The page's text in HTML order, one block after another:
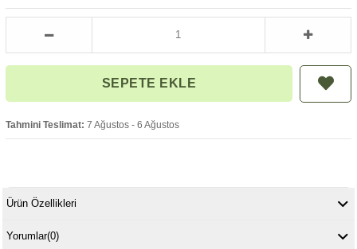
Tahmini Teslimat: 7 Ağustos - 6 Ağustos
Ürün Özellikleri
Yorumlar(0)